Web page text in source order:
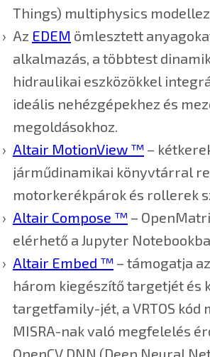
Things) multiphysics
Az EDEM ömlesztett
alkalmazás, a többtest
hidraulikai eszközökkel
ideális nehézgépekhez és
megoldásokhoz.
Altair MotionView ™ –
járműdinamikai könyvtárral
motorkerékpárok és rollerek
Altair Compose ™ –
elérhető a Jupyter
Altair Embed ™ – támogatja
három kiegészítő targetjét és
targetfamily-jét, a VRTOS kód
MISRA-nak való megfelelés